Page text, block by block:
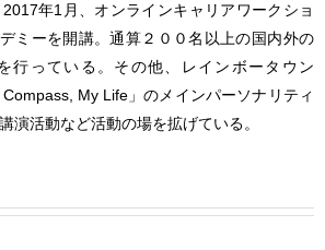
年1月、オンラインキャリアワークショ
ミーを開講。通算２００名以上の国内外の
行っている。その他、レインボータウン
My Life」のメインパーソナリティ
演活動など活動の場を拡げている。